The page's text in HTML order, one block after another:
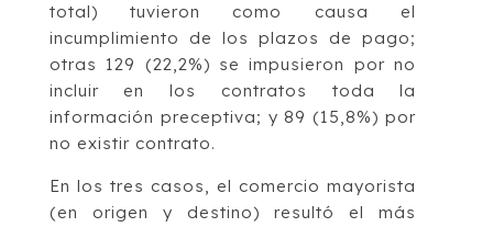
total) tuvieron como causa el
incumplimiento de los plazos de pago;
otras 129 (22,2%) se impusieron por no
incluir en los contratos toda la
información preceptiva; y 89 (15,8%) por
no existir contrato.
En los tres casos, el comercio mayorista
(en origen y destino) resultó el más